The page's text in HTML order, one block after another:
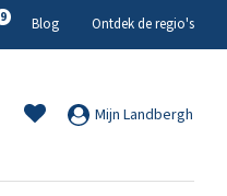
Mijn Landbergh
9 Blog Ontdek de regio's